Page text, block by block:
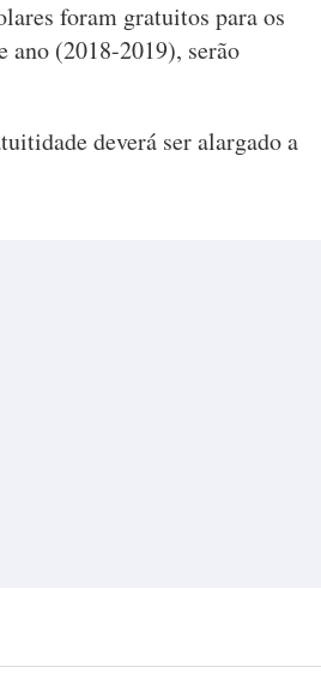
foram gratuitos para os
ano (2018-2019), serão
deverá ser alargado a